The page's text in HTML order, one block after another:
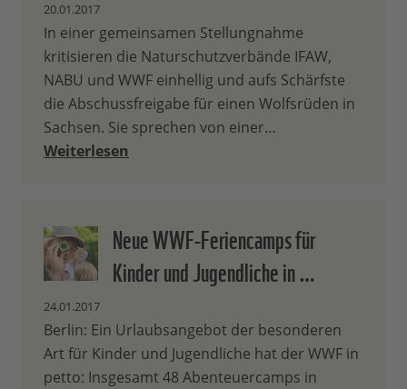
20.01.2017
In einer gemeinsamen Stellungnahme
kritisieren die Naturschutzverbände IFAW,
NABU und WWF einhellig und aufs Schärfste
die Abschussfreigabe für einen Wolfsrüden in
Sachsen. Sie sprechen von einer…
Weiterlesen
Neue WWF-Feriencamps für
Kinder und Jugendliche in …
24.01.2017
Berlin: Ein Urlaubsangebot der besonderen
Art für Kinder und Jugendliche hat der WWF in
petto: Insgesamt 48 Abenteuercamps in